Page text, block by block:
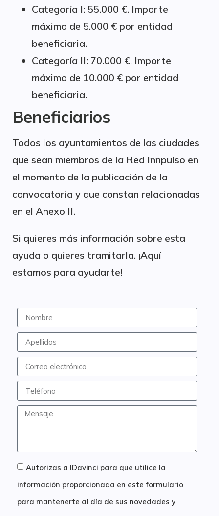
Categoría I: 55.000 €. Importe
máximo de 5.000 € por entidad
beneficiaria.
Categoría II: 70.000 €. Importe
máximo de 10.000 € por entidad
beneficiaria.
Beneficiarios
Todos los ayuntamientos de las ciudades
que sean miembros de la Red Innpulso en
el momento de la publicación de la
convocatoria y que constan relacionadas
en el Anexo II.
Si quieres más información sobre esta
ayuda o quieres tramitarla. ¡Aquí
estamos para ayudarte!
Autorizas a IDavinci para que utilice la
información proporcionada en este formulario
para mantenerte al día de sus novedades y